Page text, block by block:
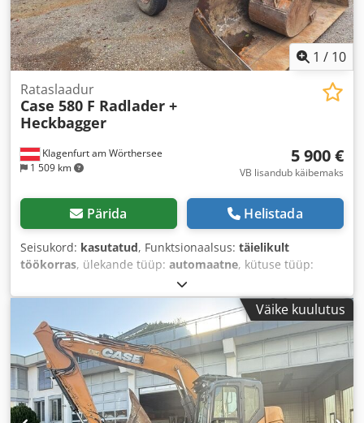
1 / 10
Klagenfurt am Wörthersee
1 509 km
Rataslaadur
Case 580 F Radlader +
Heckbagger
5 900 €
VB lisandub käibemaks
Pärida Helistada
Seisukord: kasutatud, Funktsionaalsus: täielikult
töökorras, ülekande tüüp: automaatne, kütuse tüüp:
, telje konfiguratsioon:
registreerimine:10/1977, Ehitusaasta:1977, Varustus:
Väike kuulutus